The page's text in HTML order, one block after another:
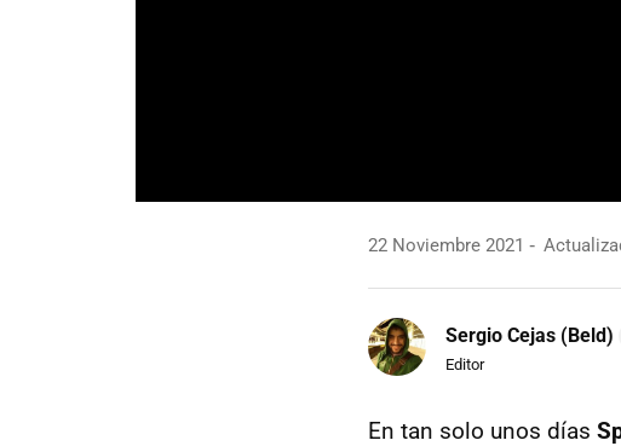
22 Noviembre 2021
Sergio Cejas (Beld)
Editor
En tan solo unos días